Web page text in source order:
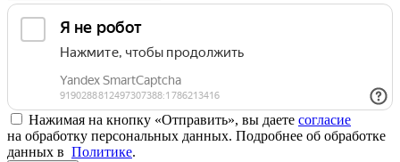
Нажимая на кнопку «Отправить», вы даете согласие
на обработку персональных данных. Подробнее об обработке
данных в Политике.